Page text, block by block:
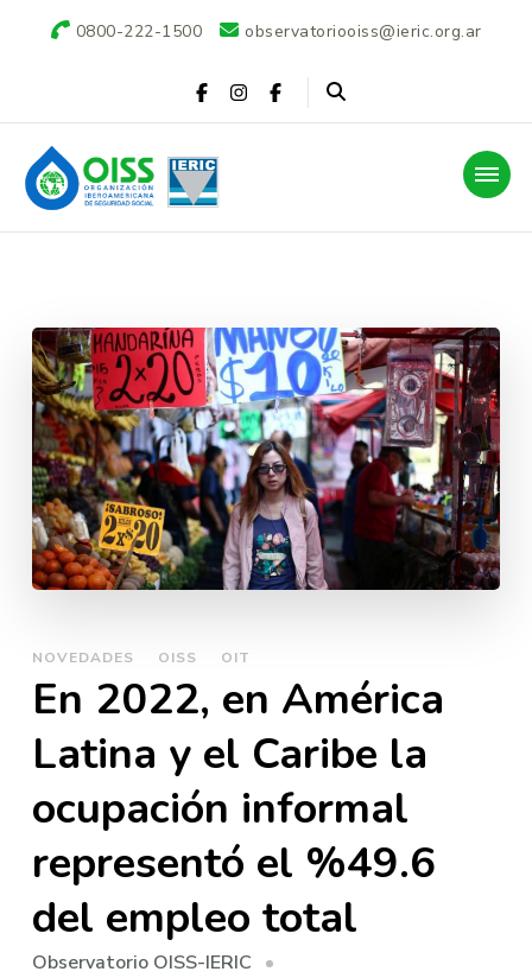
0800-222-1500 observatoriooiss@ieric.org.ar
Observatorio OISS-
NOVEDADES OISS OIT
En 2022, en América
Latina y el Caribe la
ocupación informal
representó el %49.6
del empleo total
Observatorio OISS-IERIC